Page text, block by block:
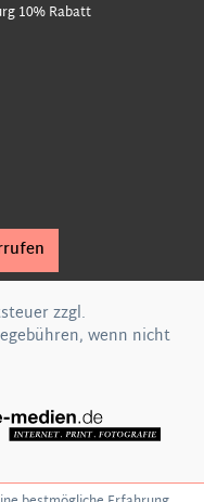
10% Rabatt
zzgl.
wenn nicht